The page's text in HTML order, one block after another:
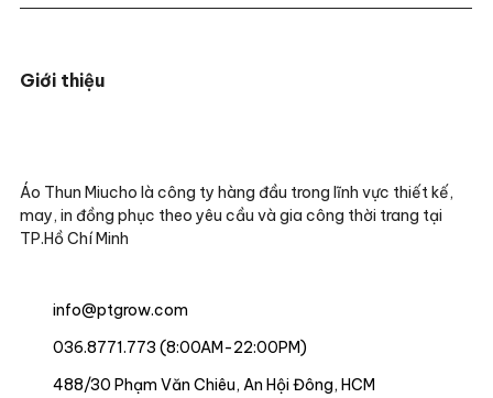
Giới thiệu
Áo Thun Miucho là công ty hàng đầu trong lĩnh vực thiết kế,
may, in đồng phục theo yêu cầu và gia công thời trang tại
TP.Hồ Chí Minh
info@ptgrow.com
036.8771.773 (8:00AM-22:00PM)
488/30 Phạm Văn Chiêu, An Hội Đông, HCM